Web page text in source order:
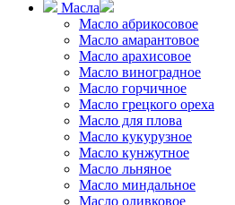
Масла
Масло абрикосовое
Масло амарантовое
Масло арахисовое
Масло виноградное
Масло горчичное
Масло грецкого ореха
Масло для плова
Масло кукурузное
Масло кунжутное
Масло льняное
Масло миндальное
Масло оливковое